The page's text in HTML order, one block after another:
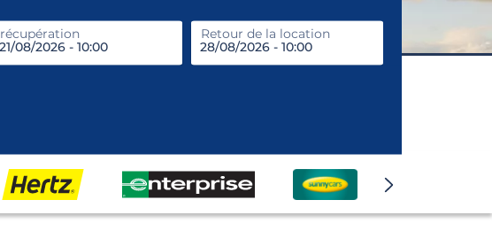
récupération Retour de la location
prendre